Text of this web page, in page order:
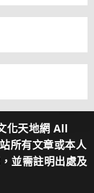
化天地網 All
所有文章或本人
並需註明出處及